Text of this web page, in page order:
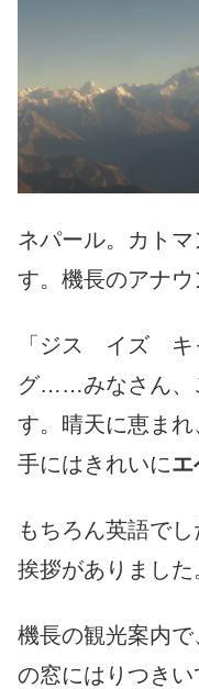
ネパール。カト
す。機長のアナウ
「ジス イズ キ
グ……みなさん、
す。晴天に恵ま
手にはきれいにエ
もちろん英語で
挨拶がありました
機長の観光案内
の窓にはりつきい